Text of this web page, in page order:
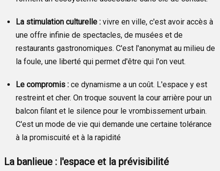
La stimulation culturelle : vivre en ville, c'est avoir accès à
une offre infinie de spectacles, de musées et de
restaurants gastronomiques. C'est l'anonymat au milieu de
la foule, une liberté qui permet d'être qui l'on veut.
Le compromis : ce dynamisme a un coût. L'espace y est
restreint et cher. On troque souvent la cour arrière pour un
balcon filant et le silence pour le vrombissement urbain.
C'est un mode de vie qui demande une certaine tolérance
à la promiscuité et à la rapidité
La banlieue : l'espace et la prévisibilité